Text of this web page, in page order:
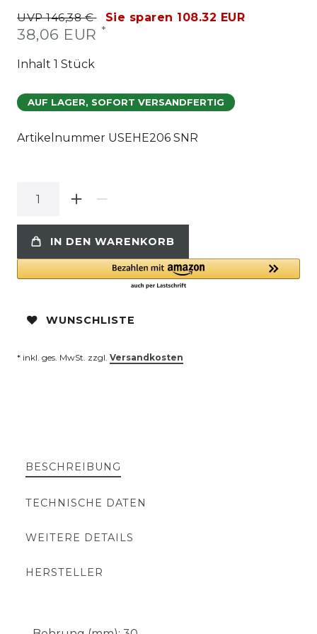
UVP 146,38 € Sie sparen 108.32 EUR
38,06 EUR *
Inhalt 1 Stück
AUF LAGER, SOFORT VERSANDFERTIG
Artikelnummer USEHE206 SNR
IN DEN WARENKORB
WUNSCHLISTE
* inkl. ges. MwSt. zzgl. Versandkosten
BESCHREIBUNG
TECHNISCHE DATEN
WEITERE DETAILS
HERSTELLER